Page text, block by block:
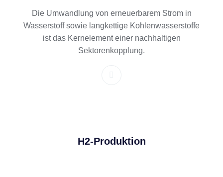
Die Umwandlung von erneuerbarem Strom in
Wasserstoff sowie langkettige Kohlenwasserstoffe
ist das Kernelement einer nachhaltigen
Sektorenkopplung.
H2-Produktion